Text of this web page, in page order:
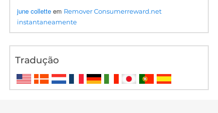
june collette em Remover Consumerreward.net
instantaneamente
Tradução